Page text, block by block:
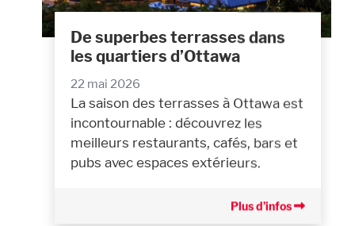
De superbes terrasses dans
les quartiers d’Ottawa
22 mai 2026
La saison des terrasses à Ottawa est
incontournable : découvrez les
meilleurs restaurants, cafés, bars et
pubs avec espaces extérieurs.
Plus d’infos